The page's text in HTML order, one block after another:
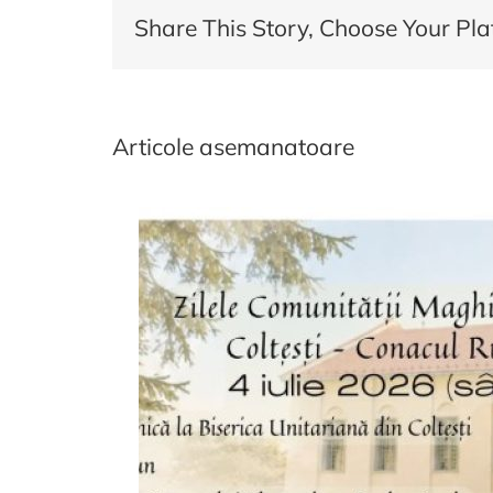
Share This Story, Choose Your
Articole asemanatoare